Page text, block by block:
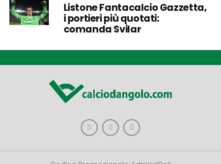
Listone Fantacalcio Gazzetta,
i portieri più quotati:
comanda Svilar